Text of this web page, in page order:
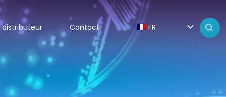
distributeur Contact FR